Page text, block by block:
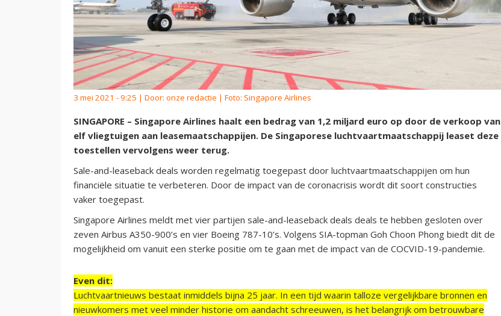
3 mei 2021 - 9:25 | Door: onze redactie | Foto: Singapore Airlines
SINGAPORE – Singapore Airlines haalt een bedrag van 1,2 miljard euro op door de verkoop van
elf vliegtuigen aan leasemaatschappijen. De Singaporese luchtvaartmaatschappij leaset deze
toestellen vervolgens weer terug.
Sale-and-leaseback deals worden regelmatig toegepast door luchtvaartmaatschappijen om hun
financiële situatie te verbeteren. Door de impact van de coronacrisis wordt dit soort constructies
vaker toegepast.
Singapore Airlines meldt met vier partijen sale-and-leaseback deals deals te hebben gesloten over
zeven Airbus A350-900’s en vier Boeing 787-10’s. Volgens SIA-topman Goh Choon Phong biedt dit de
mogelijkheid om vanuit een sterke positie om te gaan met de impact van de COCVID-19-pandemie.
Even dit:
Luchtvaartnieuws bestaat inmiddels bijna 25 jaar. In een tijd waarin talloze vergelijkbare bronnen en
nieuwkomers met veel minder historie om aandacht schreeuwen, is het belangrijk om betrouwbare